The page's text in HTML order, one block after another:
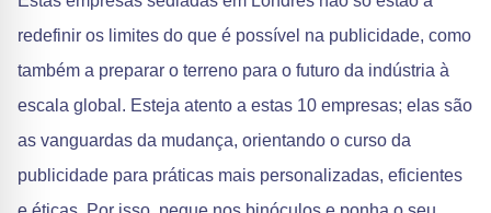
redefinir os limites do que é possível na publicidade, como
também a preparar o terreno para o futuro da indústria à
escala global. Esteja atento a estas 10 empresas; elas são
as vanguardas da mudança, orientando o curso da
publicidade para práticas mais personalizadas, eficientes